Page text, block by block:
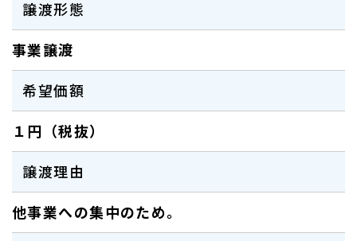
譲渡形態
事業譲渡
希望価額
１円（税抜）
譲渡理由
他事業への集中のため。